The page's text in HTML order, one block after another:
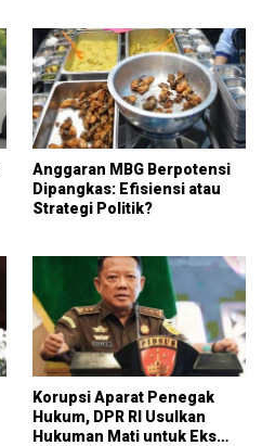
Anggaran MBG Berpotensi
Dipangkas: Efisiensi atau
Strategi Politik?
Korupsi Aparat Penegak
Hukum, DPR RI Usulkan
Hukuman Mati untuk Eks